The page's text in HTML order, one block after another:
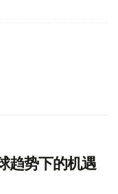
趋势下的机遇